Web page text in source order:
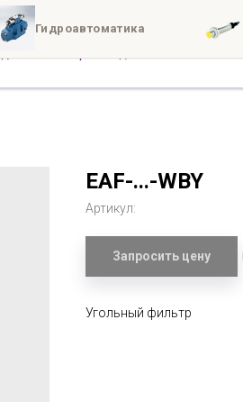
Доставка
Гидроавтоматика
EAF-...-WBY
Артикул:
Запросить цену
Угольный фильтр